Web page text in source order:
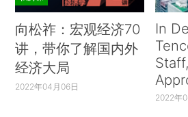
向松祚：宏观经济70
讲，带你了解国内外
经济大局
2022年04月06日
In
2022年